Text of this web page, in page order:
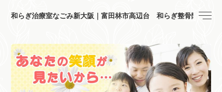
和らぎ治療室なごみ新大阪｜富田林市高辺台 和らぎ整骨院